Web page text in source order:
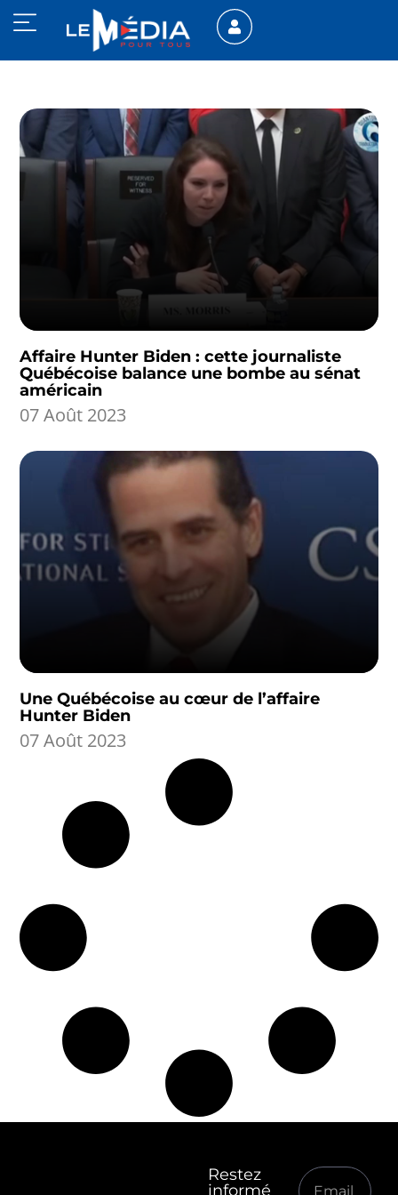
Affaire Hunter Biden : cette journaliste
Québécoise balance une bombe au sénat
américain
07 Août 2023
Une Québécoise au cœur de l’affaire
Hunter Biden
07 Août 2023
Restez
informé